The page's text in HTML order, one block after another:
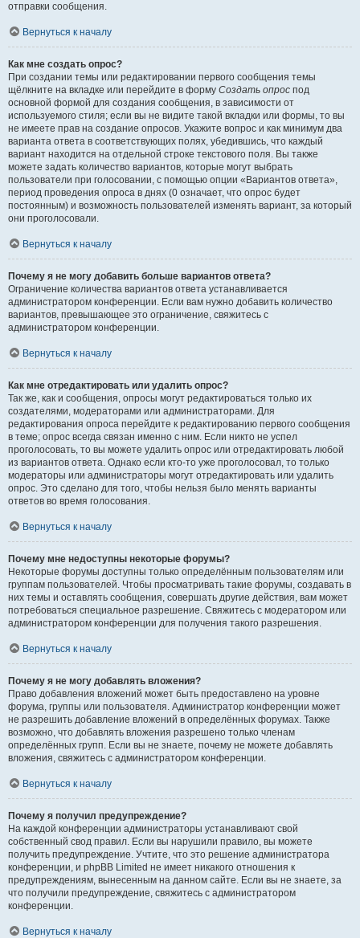
отправки сообщения.
Вернуться к началу
Как мне создать опрос?
При создании темы или редактировании первого сообщения темы
щёлкните на вкладке или перейдите в форму Создать опрос под
основной формой для создания сообщения, в зависимости от
используемого стиля; если вы не видите такой вкладки или формы, то вы
не имеете прав на создание опросов. Укажите вопрос и как минимум два
варианта ответа в соответствующих полях, убедившись, что каждый
вариант находится на отдельной строке текстового поля. Вы также
можете задать количество вариантов, которые могут выбрать
пользователи при голосовании, с помощью опции «Вариантов ответа»,
период проведения опроса в днях (0 означает, что опрос будет
постоянным) и возможность пользователей изменять вариант, за который
они проголосовали.
Вернуться к началу
Почему я не могу добавить больше вариантов ответа?
Ограничение количества вариантов ответа устанавливается
администратором конференции. Если вам нужно добавить количество
вариантов, превышающее это ограничение, свяжитесь с
администратором конференции.
Вернуться к началу
Как мне отредактировать или удалить опрос?
Так же, как и сообщения, опросы могут редактироваться только их
создателями, модераторами или администраторами. Для
редактирования опроса перейдите к редактированию первого сообщения
в теме; опрос всегда связан именно с ним. Если никто не успел
проголосовать, то вы можете удалить опрос или отредактировать любой
из вариантов ответа. Однако если кто-то уже проголосовал, то только
модераторы или администраторы могут отредактировать или удалить
опрос. Это сделано для того, чтобы нельзя было менять варианты
ответов во время голосования.
Вернуться к началу
Почему мне недоступны некоторые форумы?
Некоторые форумы доступны только определённым пользователям или
группам пользователей. Чтобы просматривать такие форумы, создавать в
них темы и оставлять сообщения, совершать другие действия, вам может
потребоваться специальное разрешение. Свяжитесь с модератором или
администратором конференции для получения такого разрешения.
Вернуться к началу
Почему я не могу добавлять вложения?
Право добавления вложений может быть предоставлено на уровне
форума, группы или пользователя. Администратор конференции может
не разрешить добавление вложений в определённых форумах. Также
возможно, что добавлять вложения разрешено только членам
определённых групп. Если вы не знаете, почему не можете добавлять
вложения, свяжитесь с администратором конференции.
Вернуться к началу
Почему я получил предупреждение?
На каждой конференции администраторы устанавливают свой
собственный свод правил. Если вы нарушили правило, вы можете
получить предупреждение. Учтите, что это решение администратора
конференции, и phpBB Limited не имеет никакого отношения к
предупреждениям, вынесенным на данном сайте. Если вы не знаете, за
что получили предупреждение, свяжитесь с администратором
конференции.
Вернуться к началу